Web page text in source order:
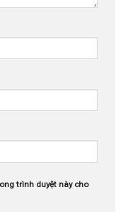
trình duyệt này cho